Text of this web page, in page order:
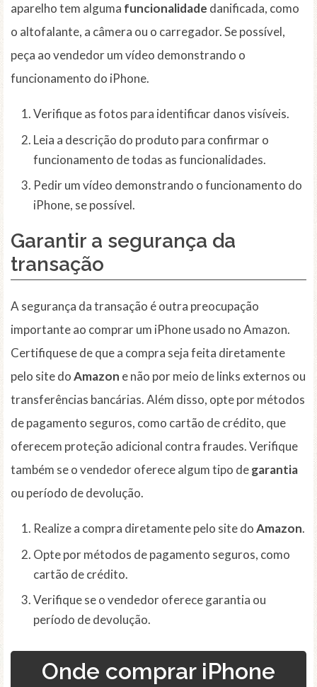
aparelho tem alguma funcionalidade danificada, como
o altofalante, a câmera ou o carregador. Se possível,
peça ao vendedor um vídeo demonstrando o
funcionamento do iPhone.
Verifique as fotos para identificar danos visíveis.
Leia a descrição do produto para confirmar o
funcionamento de todas as funcionalidades.
Pedir um vídeo demonstrando o funcionamento do
iPhone, se possível.
Garantir a segurança da
transação
A segurança da transação é outra preocupação
importante ao comprar um iPhone usado no Amazon.
Certifiquese de que a compra seja feita diretamente
pelo site doAmazon e não por meio de links externos ou
transferências bancárias. Além disso, opte por métodos
de pagamento seguros, como cartão de crédito, que
oferecem proteção adicional contra fraudes. Verifique
também se o vendedor oferece algum tipo degarantia
ou período de devolução.
Realize a compra diretamente pelo site doAmazon.
Opte por métodos de pagamento seguros, como
cartão de crédito.
Verifique se o vendedor oferece garantia ou
período de devolução.
Onde comprar iPhone